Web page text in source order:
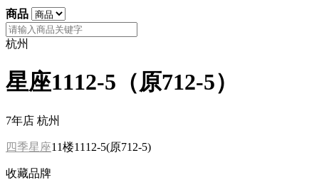
商品
杭州
星座1112-5（原712-5）
7年店 杭州
四季星座11楼1112-5(原712-5)
收藏品牌